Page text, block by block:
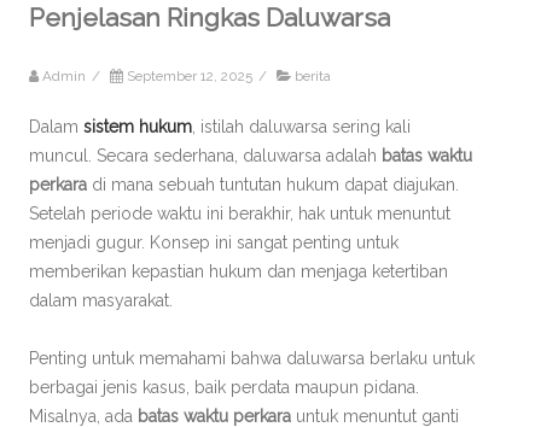
Penjelasan Ringkas Daluwarsa
Admin / September 12, 2025 / berita
Dalam sistem hukum , istilah daluwarsa sering kali
muncul. Secara sederhana, daluwarsa adalah batas waktu
perkara di mana sebuah tuntutan hukum dapat diajukan.
Setelah periode waktu ini berakhir, hak untuk menuntut
menjadi gugur. Konsep ini sangat penting untuk
memberikan kepastian hukum dan menjaga ketertiban
dalam masyarakat.
Penting untuk memahami bahwa daluwarsa berlaku untuk
berbagai jenis kasus, baik perdata maupun pidana.
Misalnya, ada batas waktu perkara untuk menuntut ganti